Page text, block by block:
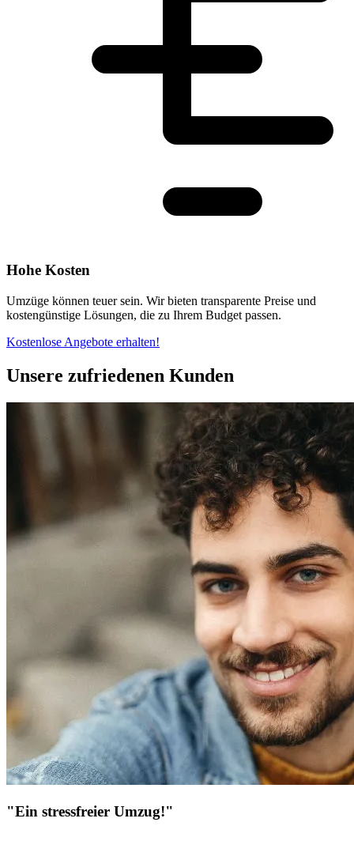
Hohe Kosten
Umzüge können teuer sein. Wir bieten transparente Preise und
kostengünstige Lösungen, die zu Ihrem Budget passen.
Kostenlose Angebote erhalten!
Unsere zufriedenen Kunden
"Ein stressfreier Umzug!"